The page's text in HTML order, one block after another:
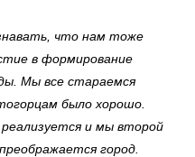
что нам тоже
в формирование
Мы все стараемся
было хорошо.
и мы второй
город.